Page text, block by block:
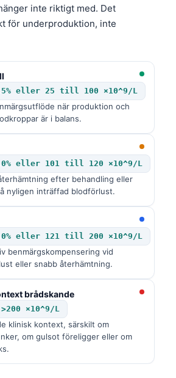
inte riktigt med. Det
för underproduktion, inte
eller 25 till 100 ×10^9/L
när produktion och
är i balans.
eller 101 till 120 ×10^9/L
efter behandling eller
nyligen inträffad blodförlust.
eller 121 till 200 ×10^9/L
benmärgskompensering vid
eller snabb återhämtning.
brådskande
×10^9/L
klinisk kontext, särskilt om
om gulsot föreligger eller om